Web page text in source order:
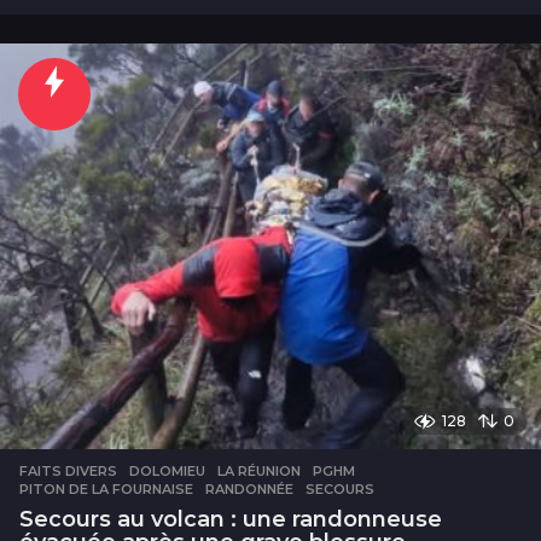
e
u
r
e
s
128 0
FAITS DIVERS DOLOMIEU ,LA RÉUNION ,PGHM
PITON DE LA FOURNAISE
,RANDONNÉE ,SECOURS
Secours au volcan : une randonneuse